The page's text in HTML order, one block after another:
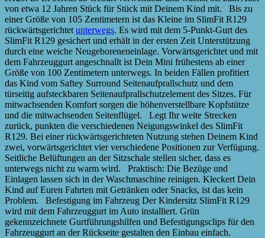
von etwa 12 Jahren Stück für Stück mit Deinem Kind mit. Bis zu
einer Größe von 105 Zentimetern ist das Kleine im SlimFit R129
rückwärtsgerichtet unterwegs. Es wird mit dem 5-Punkt-Gurt des
SlimFit R129 gesichert und erhält in der ersten Zeit Unterstützung
durch eine weiche Neugeboreneneinlage. Vorwärtsgerichtet und mit
dem Fahrzeuggurt angeschnallt ist Dein Mini frühestens ab einer
Größe von 100 Zentimetern unterwegs. In beiden Fällen profitiert
das Kind vom Saftey Surround Seitenaufprallschutz und dem
türseitig aufsteckbaren Seitenaufprallschutzelement des Sitzes. Für
mitwachsenden Komfort sorgen die höhenverstellbare Kopfstütze
und die mitwachsenden Seitenflügel. Legt Ihr weite Strecken
zurück, punkten die verschiedenen Neigungswinkel des SlimFit
R129. Bei einer rückwärtsgerichteten Nutzung stehen Deinem Kind
zwei, vorwärtsgerichtet vier verschiedene Positionen zur Verfügung.
Seitliche Belüftungen an der Sitzschale stellen sicher, dass es
unterwegs nicht zu warm wird. Praktisch: Die Bezüge und
Einlagen lassen sich in der Waschmaschine reinigen. Kleckert Dein
Kind auf Euren Fahrten mit Getränken oder Snacks, ist das kein
Problem. Befestigung im Fahrzeug Der Kindersitz SlimFit R129
wird mit dem Fahrzeuggurt im Auto installiert. Grün
gekennzeichnete Gurtführungshilfen und Befestigungsclips für den
Fahrzeuggurt an der Rückseite gestalten den Einbau einfach.